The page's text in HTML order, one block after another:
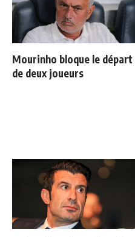
Mourinho bloque le départ
de deux joueurs